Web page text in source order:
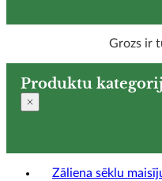
Grozs ir
Produktu
Zāliena sēklu